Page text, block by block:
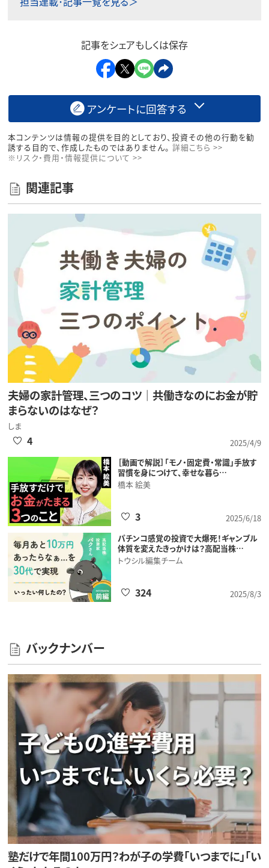
記事をシェアもしくは保存
アンケートに回答する
本コンテンツは情報の提供を目的としており、投資その他の行動を勧
誘する目的で、作成したものではありません。 詳細こちら >>
※リスク・費用・情報提供について >>
関連記事
夫婦の家計管理、三つのコツ｜共働きなのにお金が貯
まらないのはなぜ？
しま
2025/4/9
4
［動画で解説］「モノ・固定費・常識」手放す
習慣を身につけて、幸せな暮ら…
橋本 絵美
2025/6/18
3
パチンコ感覚の投資で大爆死！ギャンブル
体質を変えたきっかけは？高配当株…
トウシル編集チーム
2025/8/3
324
バックナンバー
塾だけで年間100万円？わが子の学費「いつまでに」「い